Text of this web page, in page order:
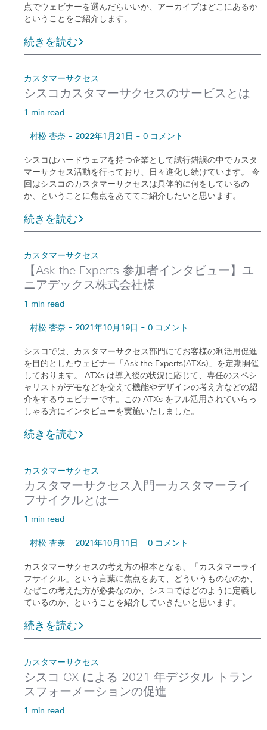
点でウェビナーを選んだらいいか、アーカイブはどこにあるか
ということをご紹介します。
続きを読む
カスタマーサクセス
シスコカスタマーサクセスのサービスとは
1 min read
村松 杏奈 - 2022年1月21日 - 0 コメント
シスコはハードウェアを持つ企業として試行錯誤の中でカスタ
マーサクセス活動を行っており、日々進化し続けています。 今
回はシスコのカスタマーサクセスは具体的に何をしているの
か、ということに焦点をあててご紹介したいと思います。
続きを読む
カスタマーサクセス
【Ask the Experts 参加者インタビュー】ユ
ニアデックス株式会社様
1 min read
村松 杏奈 - 2021年10月19日 - 0 コメント
シスコでは、カスタマーサクセス部門にてお客様の利活用促進
を目的としたウェビナー「Ask the Experts(ATXs)」を定期開催
しております。 ATXs は導入後の状況に応じて、専任のスペシ
ャリストがデモなどを交えて機能やデザインの考え方などの紹
介をするウェビナーです。この ATXs をフル活用されていらっ
しゃる方にインタビューを実施いたしました。
続きを読む
カスタマーサクセス
カスタマーサクセス入門ーカスタマーライ
フサイクルとはー
1 min read
村松 杏奈 - 2021年10月11日 - 0 コメント
カスタマーサクセスの考え方の根本となる、「カスタマーライ
フサイクル」という言葉に焦点をあて、どういうものなのか、
なぜこの考えた方が必要なのか、シスコではどのように定義し
ているのか、ということを紹介していきたいと思います。
続きを読む
カスタマーサクセス
シスコ CX による 2021 年デジタル トラン
スフォーメーションの促進
1 min read